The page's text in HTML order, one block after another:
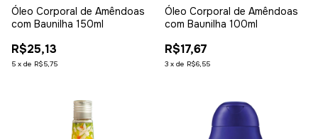
Óleo Corporal de Amêndoas
com Baunilha 150ml
R$25,13
5 x de R$5,75
Óleo Corporal de Amêndoas
com Baunilha 100ml
R$17,67
3 x de R$6,55